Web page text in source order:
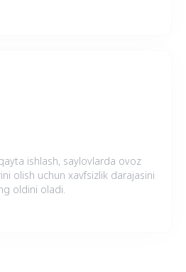
ishlash, saylovlarda ovoz
olish uchun xavfsizlik darajasini
oldini oladi.